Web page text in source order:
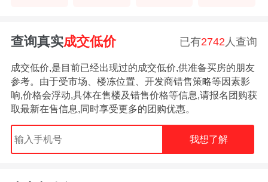
查询真实成交低价 已有2742 人查询
成交低价,是目前已经出现过的成交低价,供准备买房的朋友
参考。由于受市场、楼冻位置、开发商错售策略等因素影
响,价格会浮动,具体在售楼及错售价格等信息,请报名团购获
取最新在售信息,同时享受更多的团购优惠。
我想了解